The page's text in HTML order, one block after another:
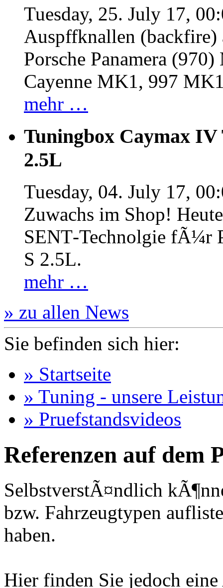
Tuesday, 25. July 17,
Auspffknallen
Porsche Panamera
Cayenne MK1, 997
mehr …
Tuningbox Caymax IV
2.5L
Tuesday, 04. July 17,
Zuwachs im Shop!
SENT‐Technolgie fÃ¼r
S 2.5L.
mehr …
» zu allen News
Sie befinden sich hier:
» Startseite
» Tuning - unsere
» Pruefstandsvideos
Referenzen auf dem
SelbstverstÃ¤ndlich
bzw. Fahrzeugtypen
haben.
Hier finden Sie jedoch